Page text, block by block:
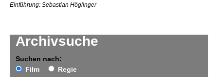
Archivsuche
Suchen nach:
Film
Regie
Einführung: Sebastian Höglinger